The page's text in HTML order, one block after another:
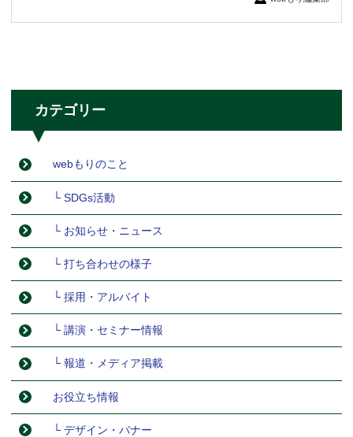
カテゴリー
webもりのこと
└ SDGs活動
└ お知らせ・ニュース
└ 打ち合わせの様子
└ 採用・アルバイト
└ 講演・セミナー情報
└ 報道・メディア掲載
お役立ち情報
└ デザイン・バナー